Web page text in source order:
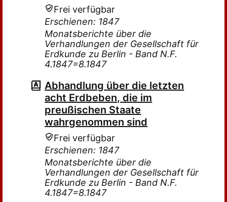
Frei verfügbar
Erschienen: 1847
Monatsberichte über die
Verhandlungen der Gesellschaft für
Erdkunde zu Berlin - Band N.F.
4.1847=8.1847
Abhandlung über die letzten
acht Erdbeben, die im
preußischen Staate
wahrgenommen sind
Frei verfügbar
Erschienen: 1847
Monatsberichte über die
Verhandlungen der Gesellschaft für
Erdkunde zu Berlin - Band N.F.
4.1847=8.1847